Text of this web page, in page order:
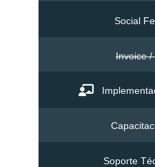
Social
Invoice /
Soporte